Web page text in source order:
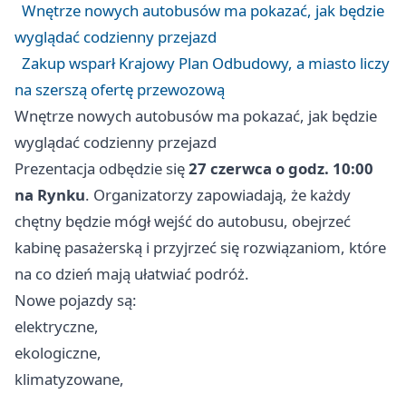
Wnętrze nowych autobusów ma pokazać, jak będzie
wyglądać codzienny przejazd
Zakup wsparł Krajowy Plan Odbudowy, a miasto liczy
na szerszą ofertę przewozową
Wnętrze nowych autobusów ma pokazać, jak będzie
wyglądać codzienny przejazd
Prezentacja odbędzie się27 czerwca o godz. 10:00
na Rynku. Organizatorzy zapowiadają, że każdy
chętny będzie mógł wejść do autobusu, obejrzeć
kabinę pasażerską i przyjrzeć się rozwiązaniom, które
na co dzień mają ułatwiać podróż.
Nowe pojazdy są:
elektryczne,
ekologiczne,
klimatyzowane,